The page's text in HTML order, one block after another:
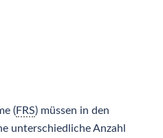
(FRS) müssen in den
unterschiedliche Anzahl